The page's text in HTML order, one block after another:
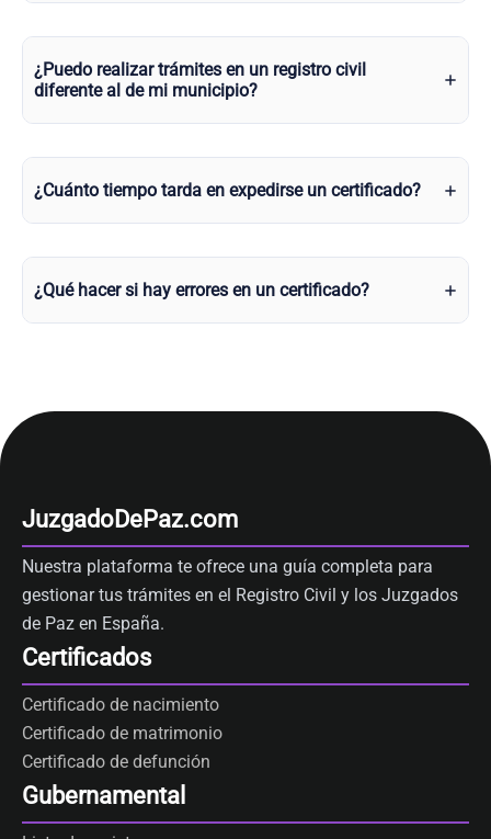
¿Puedo realizar trámites en un registro civil
diferente al de mi municipio?
¿Cuánto tiempo tarda en expedirse un certificado?
¿Qué hacer si hay errores en un certificado?
JuzgadoDePaz.com
Nuestra plataforma te ofrece una guía completa para
gestionar tus trámites en el Registro Civil y los Juzgados
de Paz en España.
Certificados
Certificado de nacimiento
Certificado de matrimonio
Certificado de defunción
Gubernamental